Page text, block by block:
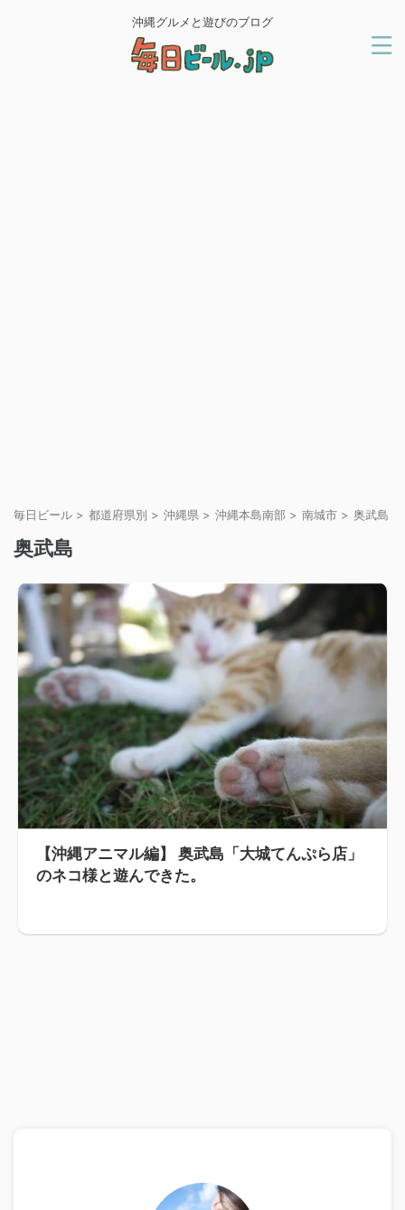
沖縄グルメと遊びのブログ
毎日ビール > 都道府県別 > 沖縄県 > 沖縄本島南部 > 南城市 > 奥武島
奥武島
【沖縄アニマル編】 奥武島「大城てんぷら店」
のネコ様と遊んできた。